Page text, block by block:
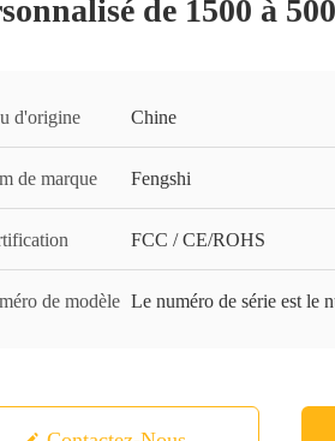
de 1500 à
d'origine Chine
de marque Fengshi
FCC / CE/ROHS
de modèle Le numéro de série est le